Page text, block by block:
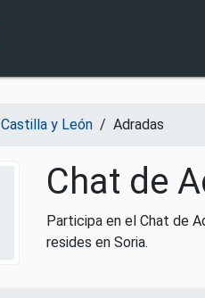
Castilla y León / Adradas
Chat de
Participa en el Chat de
resides en Soria.